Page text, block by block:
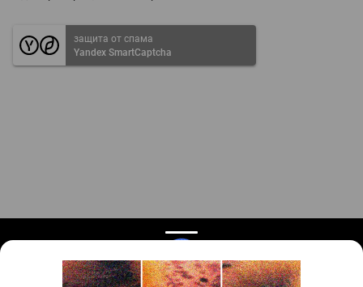
защита от спама
Yandex SmartCaptcha